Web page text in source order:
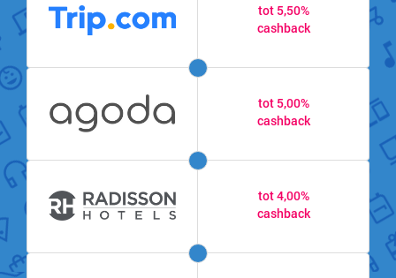
tot 5,50%
cashback
tot 5,00%
cashback
tot 4,00%
cashback